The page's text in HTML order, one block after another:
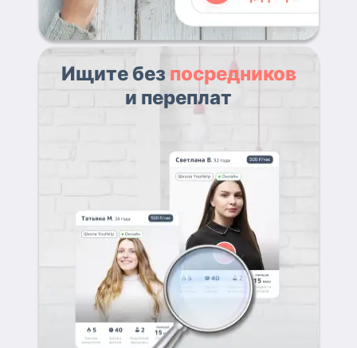
Ищите без посредников
и переплат